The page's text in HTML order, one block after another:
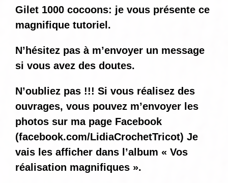
Gilet 1000 cocoons: je vous présente ce
magnifique tutoriel.
N’hésitez pas à m’envoyer un message
si vous avez des doutes.
N’oubliez pas !!! Si vous réalisez des
ouvrages, vous pouvez m’envoyer les
photos sur ma page Facebook
(facebook.com/LidiaCrochetTricot) Je
vais les afficher dans l’album « Vos
réalisation magnifiques ».